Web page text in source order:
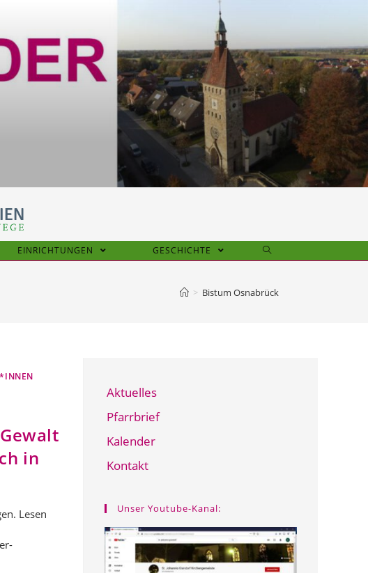
EINRICHTUNGEN GESCHICHTE
> Bistum Osnabrück
in
Lesen
Aktuelles
Pfarrbrief
Kalender
Kontakt
Unser Youtube-Kanal: